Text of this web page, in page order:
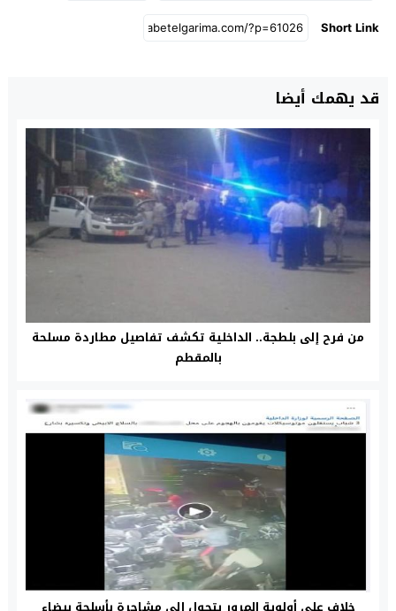
Short Link
قد يهمك أيضا
من فرح إلى بلطجة.. الداخلية تكشف تفاصيل مطاردة مسلحة
بالمقطم